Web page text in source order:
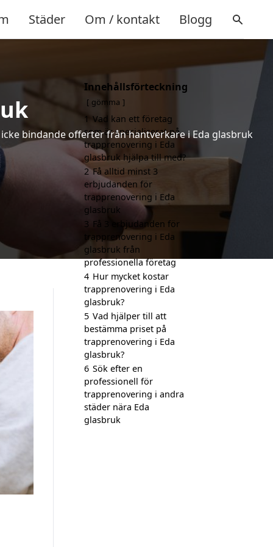
Städer Om / kontakt Blogg
bindande offerter från hantverkare i Eda glasbruk
Innehållsförteckning
gömma
1 Vad kan ett företag
som är specialiserat på
trapprenovering i Eda
glasbruk hjälpa till med?
2 Få alltid minst 3
erbjudanden för
trapprenovering i Eda
glasbruk
3 Få 3 erbjudanden för
trapprenovering i Eda
glasbruk från
professionella företag
4 Hur mycket kostar
trapprenovering i Eda
glasbruk?
5 Vad hjälper till att
bestämma priset på
trapprenovering i Eda
glasbruk?
6 Sök efter en
professionell för
trapprenovering i andra
städer nära Eda
glasbruk